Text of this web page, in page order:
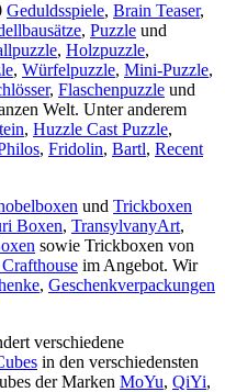
Geduldsspiele, Brain Teaser,
, Puzzle und
, Holzpuzzle,
, Würfelpuzzle, Mini-Puzzle,
, Flaschenpuzzle und
Welt. Unter anderem
, Huzzle Cast Puzzle,
, Fridolin, Bartl, Recent
und Trickboxen
Boxen, TransylvanyArt,
sowie Trickboxen von
im Angebot. Wir
, Geschenkverpackungen
verschiedene
in den verschiedensten
der Marken MoYu, QiYi,